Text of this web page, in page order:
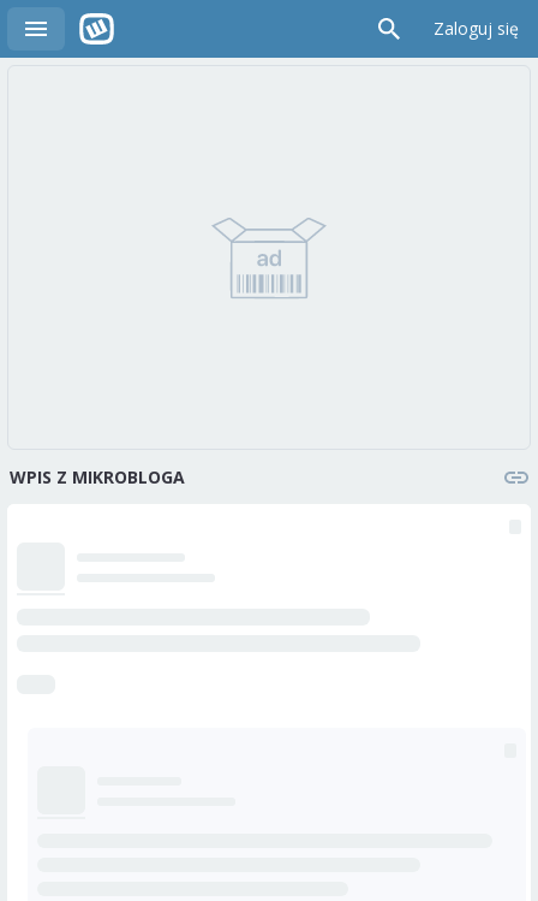
Zaloguj się
WPIS Z MIKROBLOGA